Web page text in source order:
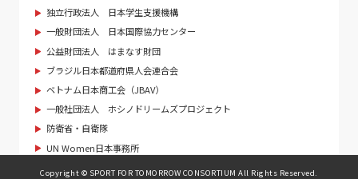
独立行政法人 日本学生支援機構
一般財団法人 日本国際協力センター
公益財団法人 はまなす財団
ブラジル日本都道府県人会連合会
ベトナム日本商工会（JBAV）
一般社団法人 ホシノドリームズプロジェクト
防衛省・自衛隊
UN Women日本事務所
Copyright © SPORT FOR TOMORROW CONSORTIUM All Rights Reserved.